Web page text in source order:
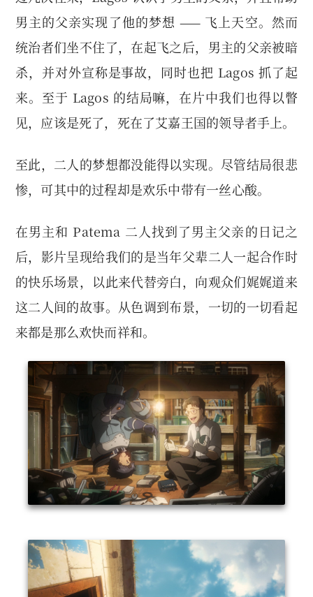
男主的父亲实现了他的梦想 —— 飞上天空。然而
统治者们坐不住了，在起飞之后，男主的父亲被暗
杀，并对外宣称是事故，同时也把 Lagos 抓了起
来。至于 Lagos 的结局嘛，在片中我们也得以瞥
见，应该是死了，死在了艾嘉王国的领导者手上。
至此，二人的梦想都没能得以实现。尽管结局很悲
惨，可其中的过程却是欢乐中带有一丝心酸。
在男主和 Patema 二人找到了男主父亲的日记之
后，影片呈现给我们的是当年父辈二人一起合作时
的快乐场景，以此来代替旁白，向观众们娓娓道来
这二人间的故事。从色调到布景，一切的一切看起
来都是那么欢快而祥和。